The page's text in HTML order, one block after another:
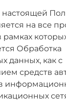
настоящей
на все
рамках
Обработка
данных, как с
средств